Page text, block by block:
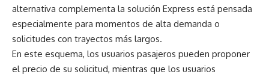
alternativa complementa la solución Express está pensada
especialmente para momentos de alta demanda o
solicitudes con trayectos más largos.
En este esquema, los usuarios pasajeros pueden proponer
el precio de su solicitud, mientras que los usuarios